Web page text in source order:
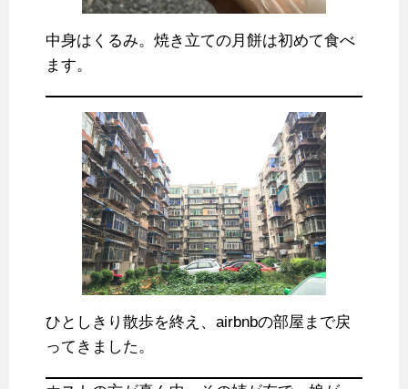
中身はくるみ。焼き立ての月餅は初めて食べ
ます。
ひとしきり散歩を終え、airbnbの部屋まで戻
ってきました。